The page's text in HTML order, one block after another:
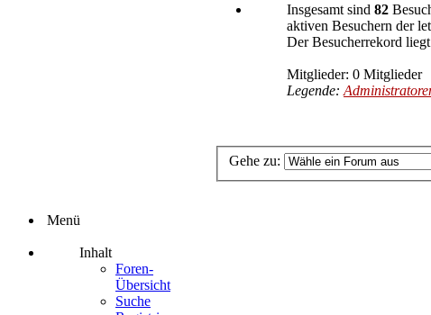
Insgesamt sind 82
aktiven Besuchern der
Der Besucherrekord
Mitglieder: 0 Mitglieder
Legende:
Gehe zu:
Menü
Inhalt
Foren-
Übersicht
Suche